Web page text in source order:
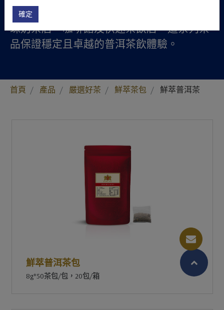
放層次豐富、口感厚實的滋味。非常適合珍
珠奶茶店、咖啡館及快速茶飲店，這系列茶
品保證穩定且卓越的普洱茶飲體驗。
首頁 產品 嚴選好茶 鮮萃茶包 鮮萃普洱茶
鮮萃普洱茶包
8g*50茶包/包，20包/箱
確定